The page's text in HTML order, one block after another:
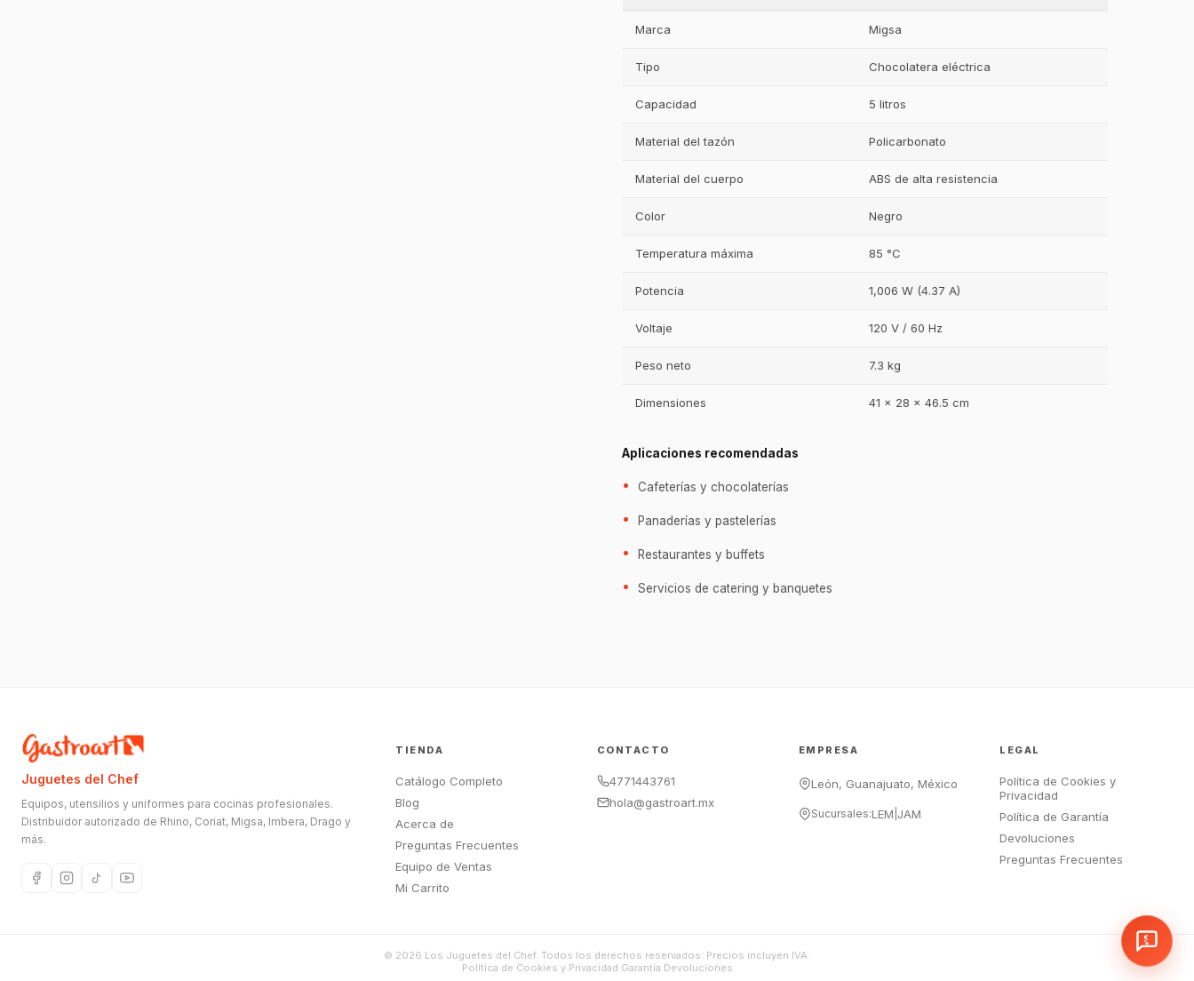
Marca Migsa
Tipo Chocolatera eléctrica
Capacidad 5 litros
Material del tazón Policarbonato
Material del cuerpo ABS de alta resistencia
Color Negro
Temperatura máxima 85 °C
Potencia 1,006 W (4.37 A)
Voltaje 120 V / 60 Hz
Peso neto 7.3 kg
Dimensiones 41 x 28 x 46.5 cm
Aplicaciones recomendadas
Cafeterías y chocolaterías
Panaderías y pastelerías
Restaurantes y buffets
Servicios de catering y banquetes
Métodos de envío y entrega
Ver sucursales y contacto
Juguetes del Chef
Equipos, utensilios y uniformes para cocinas profesionales.
Distribuidor autorizado de Rhino, Coriat, Migsa, Imbera, Drago y
más.
TIENDA
Catálogo Completo
Blog
Acerca de
Preguntas Frecuentes
Equipo de Ventas
Mi Carrito
CONTACTO
4771443761
hola@gastroart.mx
EMPRESA
León, Guanajuato, México
Sucursales:LEM JAM
LEGAL
Política de Cookies y
Privacidad
Política de Garantía
Devoluciones
Preguntas Frecuentes
© 2026 Los Juguetes del Chef. Todos los derechos reservados. Precios incluyen IVA.
Política de Cookies y Privacidad Garantía Devoluciones